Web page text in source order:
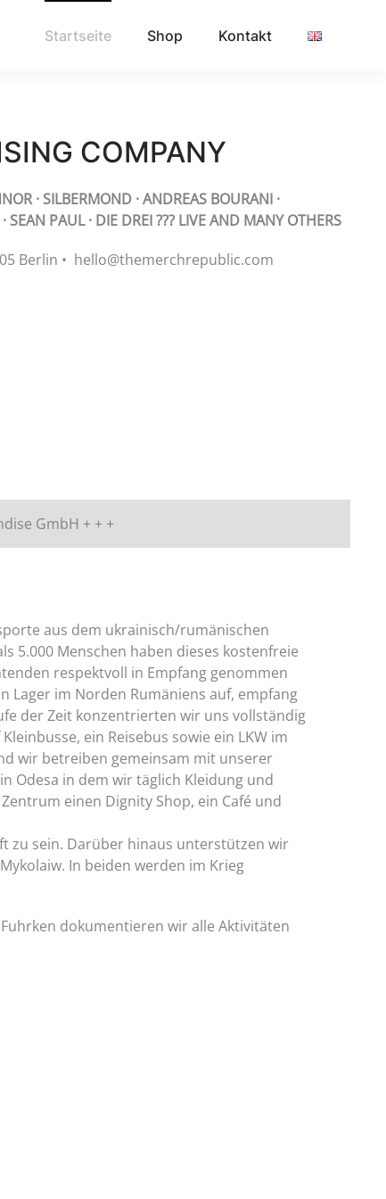
Startseite Shop Kontakt
COMPANY
· SILBERMOND · ANDREAS BOURANI ·
SEAN PAUL · DIE DREI ??? LIVE AND MANY OTHERS
Berlin • hello@themerchrepublic.com
GmbH + + +
aus dem ukrainisch/rumänischen
5.000 Menschen haben dieses kostenfreie
respektvoll in Empfang genommen
Lager im Norden Rumäniens auf, empfang
der Zeit konzentrierten wir uns vollständig
ein Reisebus sowie ein LKW im
wir betreiben gemeinsam mit unserer
Odesa in dem wir täglich Kleidung und
einen Dignity Shop, ein Café und
zu sein. Darüber hinaus unterstützen wir
In beiden werden im Krieg
dokumentieren wir alle Aktivitäten